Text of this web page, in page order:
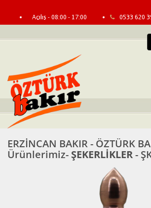
Açılış - 08:00 - 17:00 0533 620
info@erzincanbakir.com
ERZİNCAN BAKIR - ÖZTÜRK
Ürünlerimiz- ŞEKERLİKLER-